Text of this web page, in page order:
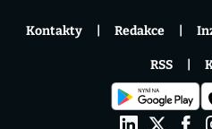
Kontakty Redakce
RSS